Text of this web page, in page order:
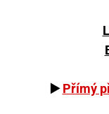
▶️Přímý